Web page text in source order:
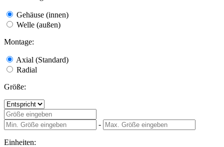
Gehäuse (innen)
Welle (außen)
Montage:
Axial (Standard)
Radial
Größe:
-
Einheiten: